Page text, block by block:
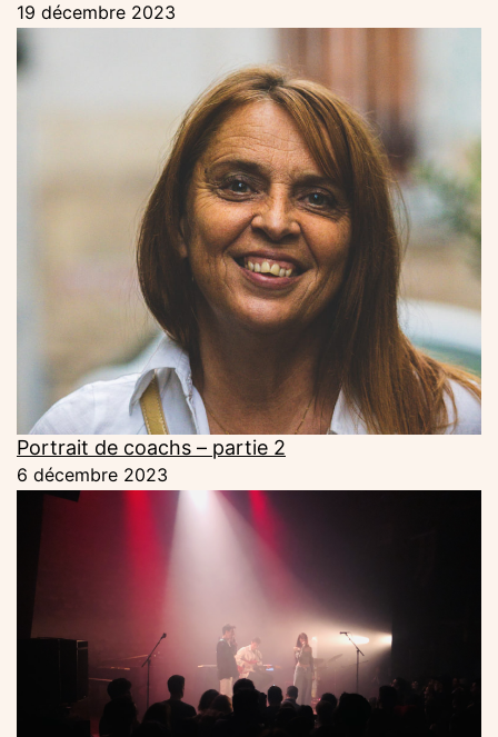
19 décembre 2023
Portrait de coachs – partie 2
6 décembre 2023